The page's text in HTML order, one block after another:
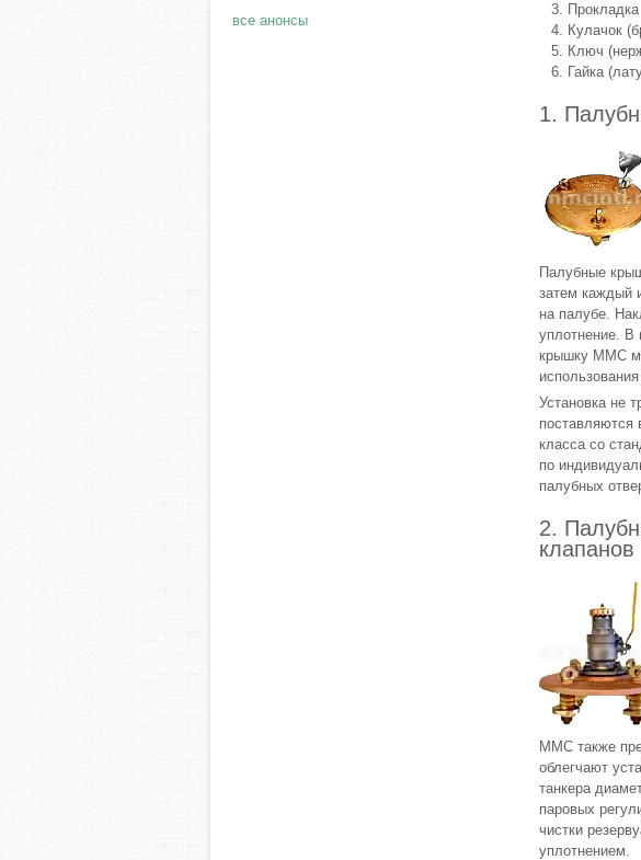
все анонсы
Прокладка
Кулачок
Ключ
Гайка
1.
Палубные
затем каждый
на палубе.
уплотнение. В
крышку MMC
Установка не
поставляются
класса со
по
палубных
2.
клапанов
MMC также
облегчают
танкера
паровых
чистки
уплотнением.